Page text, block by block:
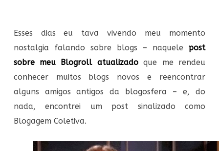
Esses dias eu tava vivendo meu momento
nostalgia falando sobre blogs – naquelepost
sobre meu Blogroll atualizadoque me rendeu
conhecer muitos blogs novos e reencontrar
alguns amigos antigos da blogosfera – e, do
nada, encontrei um post sinalizado como
Blogagem Coletiva.